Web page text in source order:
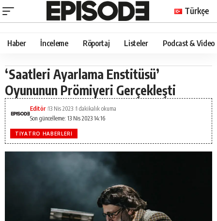
Türkçe
Haber İnceleme Röportaj Listeler Podcast & Video
‘Saatleri Ayarlama Enstitüsü’
Oyununun Prömiyeri Gerçekleşti
Son güncelleme: 13 Nis 2023 14:16
Editör 13 Nis 2023 1 dakikalık okuma
TIYATRO HABERLERI